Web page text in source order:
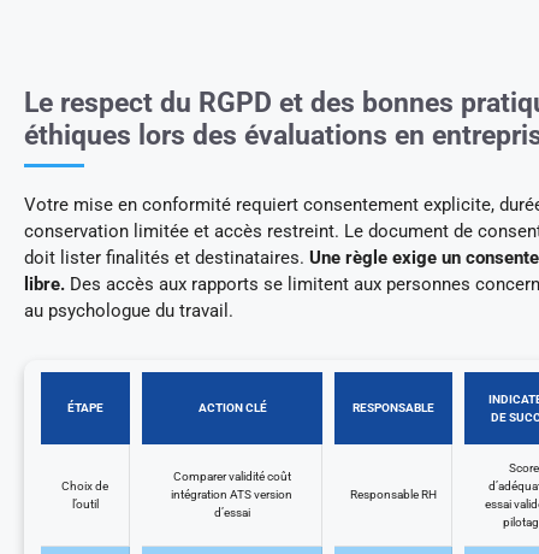
Le respect du RGPD et des bonnes
éthiques lors des évaluations en
Votre mise en conformité requiert consentement explicite,
conservation limitée et accès restreint. Le document de
doit lister finalités et destinataires. Une règle exige un
libre. Des accès aux rapports se limitent aux personnes
au psychologue du travail.
ÉTAPE ACTION CLÉ RESPONSABLE
DE
Choix de
l’outil
Comparer validité coût
intégration ATS version
d’essai
Responsable RH
Score
essai